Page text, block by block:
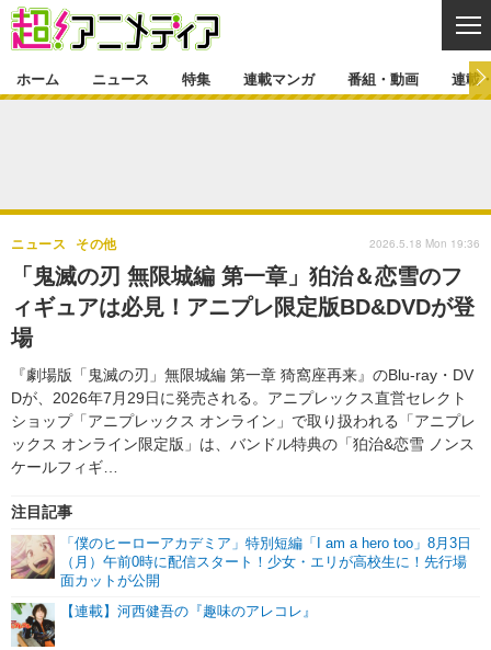
ゲーム・アプリ マンガ
グッズ イベント
舞台 新帝スタ
特集一覧 カバー
ラキりす
連載マンガ
連載マンガ一覧 連載一覧
番組・動画
番組・動画一覧 ラジオ
連載・ブログ
編集部ブログ・お知らせ
ホーム ニュース 特集 連載マンガ 番組・動画 連載
「鬼滅の刃 無限城編 第一章」狛治＆恋雪のフ
ィギュアは必見！アニプレ限定版BD&DVDが登
場
『劇場版「鬼滅の刃」無限城編 第一章 猗窩座再来』のBlu-ray・DV
Dが、2026年7月29日に発売される。アニプレックス直営セレクト
ショップ「アニプレックス オンライン」で取り扱われる「アニプレ
ックス オンライン限定版」は、バンドル特典の「狛治&恋雪 ノンス
ケールフィギ…
ニュース その他
注目記事
「僕のヒーローアカデミア」特別短編「I am a hero too」8月3日
（月）午前0時に配信スタート！少女・エリが高校生に！先行場
面カットが公開
【連載】河西健吾の『趣味のアレコレ』
2026.5.18 Mon 19:36